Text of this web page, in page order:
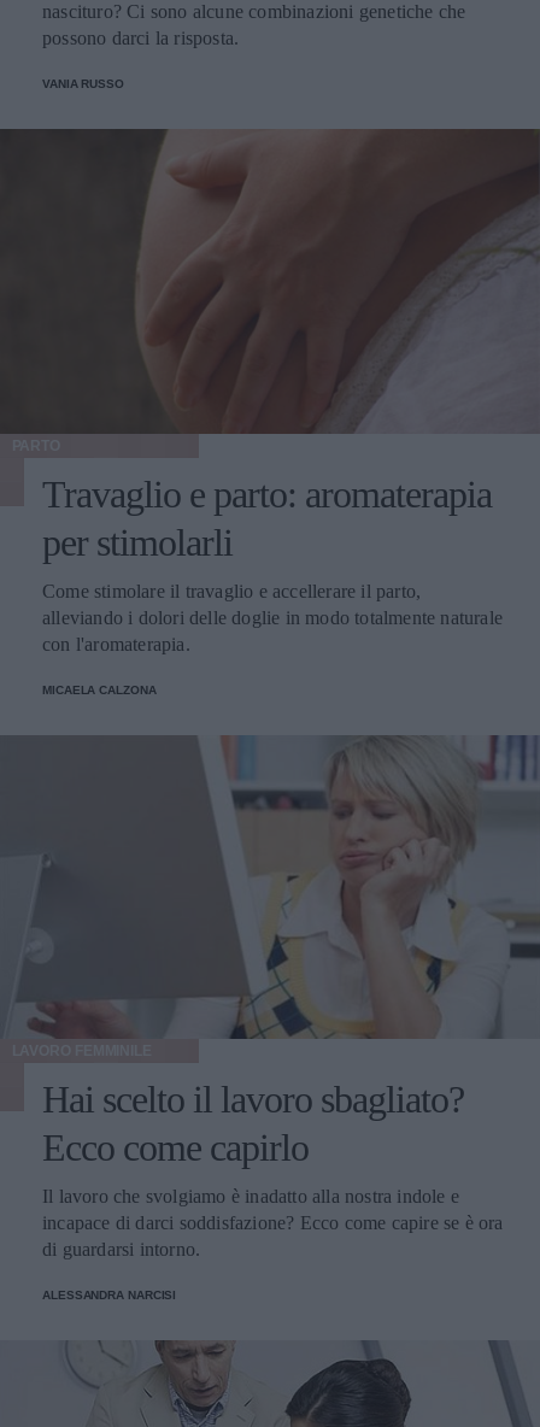
nascituro? Ci sono alcune combinazioni genetiche che
possono darci la risposta.
VANIA RUSSO
Travaglio e parto: aromaterapia
per stimolarli
Come stimolare il travaglio e accellerare il parto,
alleviando i dolori delle doglie in modo totalmente naturale
con l'aromaterapia.
MICAELA CALZONA
Hai scelto il lavoro sbagliato?
Ecco come capirlo
Il lavoro che svolgiamo è inadatto alla nostra indole e
incapace di darci soddisfazione? Ecco come capire se è ora
di guardarsi intorno.
ALESSANDRA NARCISI